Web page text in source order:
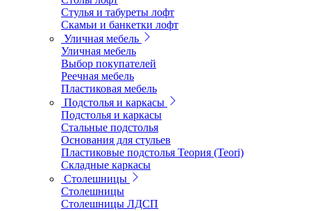
Стулья и табуреты лофт
Скамьи и банкетки лофт
Уличная мебель
Уличная мебель
Выбор покупателей
Реечная мебель
Пластиковая мебель
Подстолья и каркасы
Подстолья и каркасы
Стальные подстолья
Основания для стульев
Пластиковые подстолья Теория (Teori)
Складные каркасы
Столешницы
Столешницы
Столешницы ЛДСП